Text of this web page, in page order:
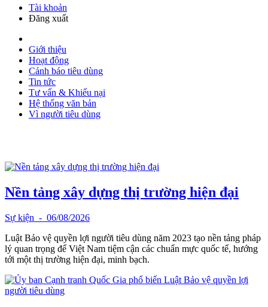
Tài khoản
Đăng xuất
Giới thiệu
Hoạt động
Cảnh báo tiêu dùng
Tin tức
Tư vấn & Khiếu nại
Hệ thống văn bản
Vì người tiêu dùng
Nền tảng xây dựng thị trường hiện đại
Sự kiện - 06/08/2026
Luật Bảo vệ quyền lợi người tiêu dùng năm 2023 tạo nền tảng pháp
lý quan trọng để Việt Nam tiệm cận các chuẩn mực quốc tế, hướng
tới một thị trường hiện đại, minh bạch.